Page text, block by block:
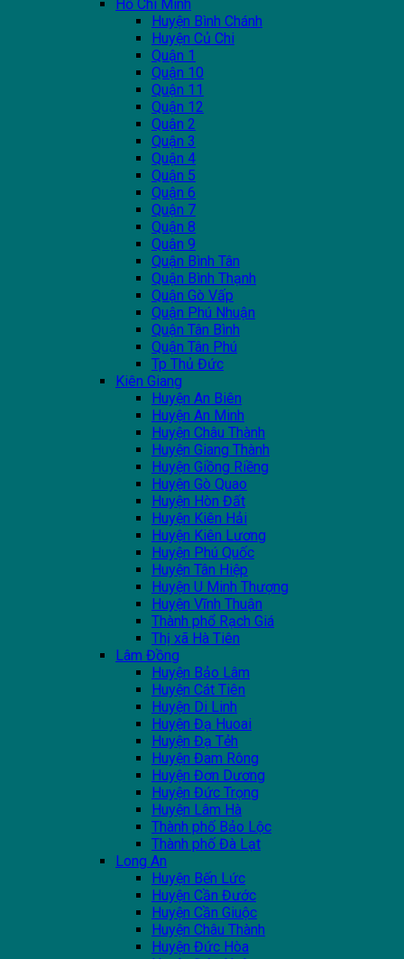
Hồ Chí Minh
Huyện Bình Chánh
Huyện Củ Chi
Quận 1
Quận 10
Quận 11
Quận 12
Quận 2
Quận 3
Quận 4
Quận 5
Quận 6
Quận 7
Quận 8
Quận 9
Quận Bình Tân
Quận Bình Thạnh
Quận Gò Vấp
Quận Phú Nhuận
Quận Tân Bình
Quận Tân Phú
Tp Thủ Đức
Kiên Giang
Huyện An Biên
Huyện An Minh
Huyện Châu Thành
Huyện Giang Thành
Huyện Giồng Riềng
Huyện Gò Quao
Huyện Hòn Đất
Huyện Kiên Hải
Huyện Kiên Lương
Huyện Phú Quốc
Huyện Tân Hiệp
Huyện U Minh Thượng
Huyện Vĩnh Thuận
Thành phổ Rạch Giá
Thị xã Hà Tiên
Lâm Đồng
Huyện Bảo Lâm
Huyện Cát Tiên
Huyện Di Linh
Huyện Đạ Huoai
Huyện Đạ Tẻh
Huyện Đam Rông
Huyện Đơn Dương
Huyện Đức Trọng
Huyện Lâm Hà
Thành phố Bảo Lộc
Thành phố Đà Lạt
Long An
Huyện Bến Lức
Huyện Cần Đước
Huyện Cần Giuộc
Huyện Châu Thành
Huyện Đức Hòa